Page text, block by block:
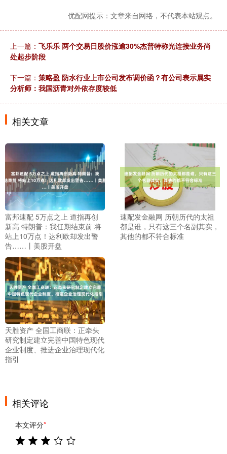
优配网提示：文章来自网络，不代表本站观点。
上一篇： 飞乐乐 两个交易日股价涨逾30%杰普特称光连接业务尚
处起步阶段
下一篇： 策略盈 防水行业上市公司发布调价函？有公司表示属实
分析师：我国沥青对外依存度较低
相关文章
富邦速配 5万点之上 道指再创
新高 特朗普：我任期结束前 将
站上10万点！达利欧却发出警
告……丨美股开盘
速配发金融网 历朝历代的太祖
都是谁，只有这三个名副其实，
其他的都不符合标准
天胜资产 全国工商联：正牵头
研究制定建立完善中国特色现代
企业制度、推进企业治理现代化
指引
相关评论
本文评分*